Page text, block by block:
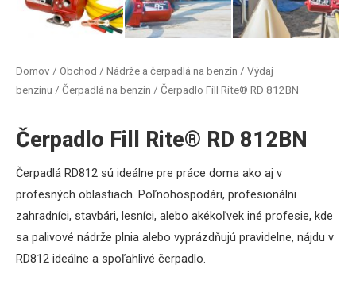
Domov / Obchod / Nádrže a čerpadlá na benzín / Výdaj
benzínu / Čerpadlá na benzín / Čerpadlo Fill Rite® RD 812BN
Čerpadlo Fill Rite® RD 812BN
Čerpadlá RD812 sú ideálne pre práce doma ako aj v
profesných oblastiach. Poľnohospodári, profesionálni
zahradníci, stavbári, lesníci, alebo akékoľvek iné profesie, kde
sa palivové nádrže plnia alebo vyprázdňujú pravidelne, nájdu v
RD812 ideálne a spoľahlivé čerpadlo.